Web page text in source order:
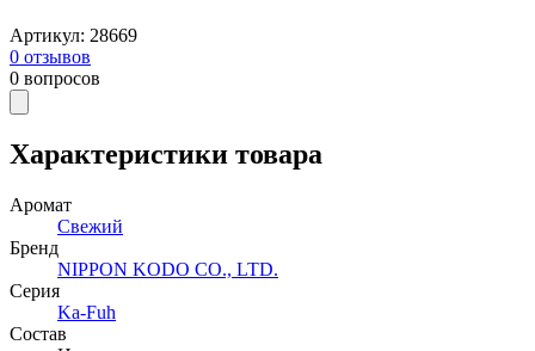
Артикул: 28669
0 отзывов
0 вопросов
Характеристики товара
Аромат
Свежий
Бренд
NIPPON KODO CO., LTD.
Серия
Ka-Fuh
Состав